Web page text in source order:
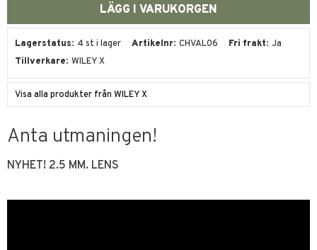
Lagerstatus 4 st i lager Artikelnr CHVAL06 Fri frakt Ja
Tillverkare WILEY X
Visa alla produkter från WILEY X
Anta utmaningen!
NYHET! 2.5 MM. LENS